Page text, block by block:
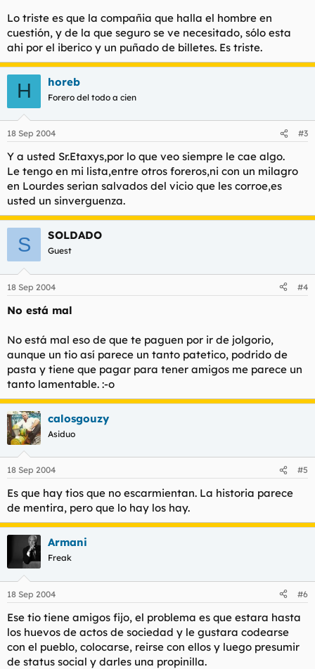
conmigo,el guitarra me dijo que no podian,se tenian que
sentarse en una mesa que me señalo,habia un señor con dos
putas.
Cada vez que va con sus putas,se sientan con el los dos,se
ponen ciegos a ibericos y fino,cuando se va les da a cada uno
de ellos 25.000 pts.El guitarrista dice que las putas le han
comentado,que sale tan pedo que no puede ni follar,le
acuestan en el hotel y se van.
Le dije que era mi mesa,a las 6 de la mañana nos fuimos al
hotel,le acostamos.
Mi deseo se cumplio,el del guitarrista tambien,estaba todo
pagado
Solo espero que el compañero que cubre este cliente,coja
gripe pronto.
Un saludo.
Lo triste es que la compañia que halla el hombre en
cuestión, y de la que seguro se ve necesitado, sólo esta
ahi por el iberico y un puñado de billetes. Es triste.
H horeb
Forero del todo a cien
18 Sep 2004 #3
Y a usted Sr.Etaxys,por lo que veo siempre le cae algo.
Le tengo en mi lista,entre otros foreros,ni con un milagro
en Lourdes serian salvados del vicio que les corroe,es
usted un sinverguenza.
S SOLDADO
Guest
18 Sep 2004 #4
No está mal
No está mal eso de que te paguen por ir de jolgorio,
aunque un tio así parece un tanto patetico, podrido de
pasta y tiene que pagar para tener amigos me parece un
tanto lamentable. :-o
calosgouzy
Asiduo
18 Sep 2004 #5
Es que hay tios que no escarmientan. La historia parece
de mentira, pero que lo hay los hay.
Armani
Freak
18 Sep 2004 #6
Ese tio tiene amigos fijo, el problema es que estara hasta
los huevos de actos de sociedad y le gustara codearse
con el pueblo, colocarse, reirse con ellos y luego presumir
de status social y darles una propinilla.